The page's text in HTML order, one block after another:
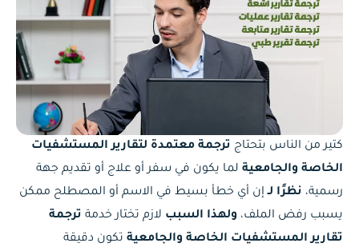
كتير من الناس بتحتاج ترجمة معتمدة لتقارير المستشفيات
الخاصة والجامعية لما يكون في سفر أو علاج أو تقديم جهة
رسمية، نظرًا لـإن أي خطأ بسيط في الاسم أو المصطلح ممكن
يسبب رفض الملف، ولهذا السبب لازم تختار خدمة ترجمة
تقارير المستشفيات الخاصة والجامعية تكون دقيقة